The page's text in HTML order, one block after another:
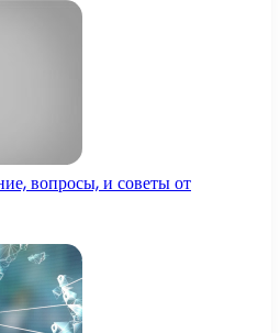
вопросы, и советы от